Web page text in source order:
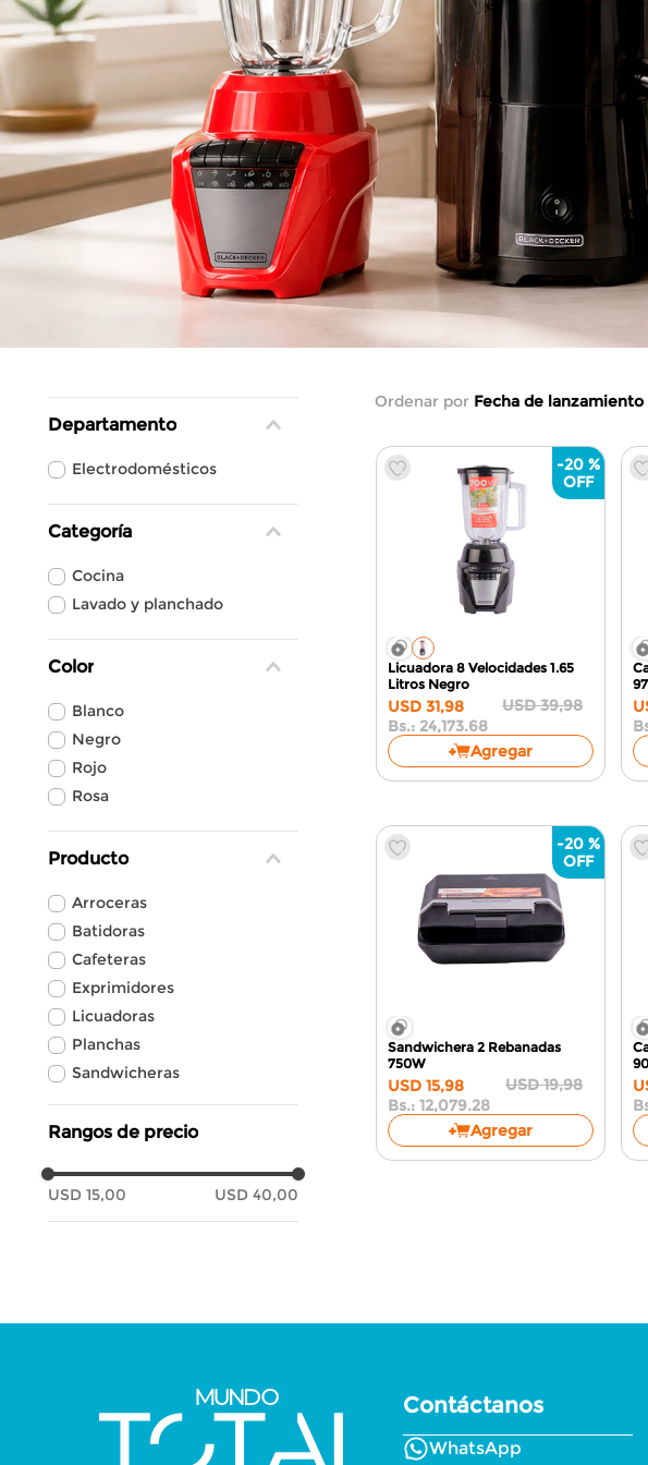
Departamento
Electrodomésticos
Categoría
Cocina
Lavado y planchado
Color
Blanco
Negro
Rojo
Rosa
Producto
Arroceras
Batidoras
Cafeteras
Exprimidores
Licuadoras
Planchas
Sandwicheras
Rangos de precio
USD 15,00 USD 40,00
Ordenar por Fecha de lanzamiento
-20 %
Licuadora 8 Velocidades 1.65
Litros Negro
USD 31,98 USD 39,98
Bs.: 24,173.68
Agregar
-20 %
Sandwichera 2 Rebanadas
750W
USD 15,98 USD 19,98
Bs.: 12,079.28
Agregar
Contáctanos
WhatsApp